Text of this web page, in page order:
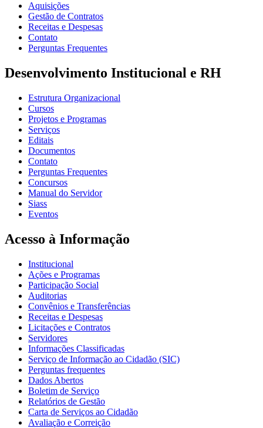
Aquisições
Gestão de Contratos
Receitas e Despesas
Contato
Perguntas Frequentes
Desenvolvimento Institucional e RH
Estrutura Organizacional
Cursos
Projetos e Programas
Serviços
Editais
Documentos
Contato
Perguntas Frequentes
Concursos
Manual do Servidor
Siass
Eventos
Acesso à Informação
Institucional
Ações e Programas
Participação Social
Auditorias
Convênios e Transferências
Receitas e Despesas
Licitações e Contratos
Servidores
Informações Classificadas
Serviço de Informação ao Cidadão (SIC)
Perguntas frequentes
Dados Abertos
Boletim de Serviço
Relatórios de Gestão
Carta de Serviços ao Cidadão
Avaliação e Correição